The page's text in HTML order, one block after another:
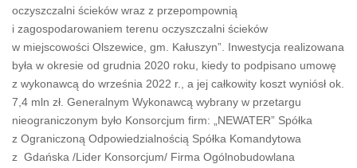
oczyszczalni ścieków wraz z przepompownią
i zagospodarowaniem terenu oczyszczalni ścieków
w miejscowości Olszewice, gm. Kałuszyn”. Inwestycja realizowana
była w okresie od grudnia 2020 roku, kiedy to podpisano umowę
z wykonawcą do września 2022 r., a jej całkowity koszt wyniósł ok.
7,4 mln zł. Generalnym Wykonawcą wybrany w przetargu
nieograniczonym było Konsorcjum firm: „NEWATER” Spółka
z Ograniczoną Odpowiedzialnością Spółka Komandytowa
z Gdańska /Lider Konsorcjum/ Firma Ogólnobudowlana